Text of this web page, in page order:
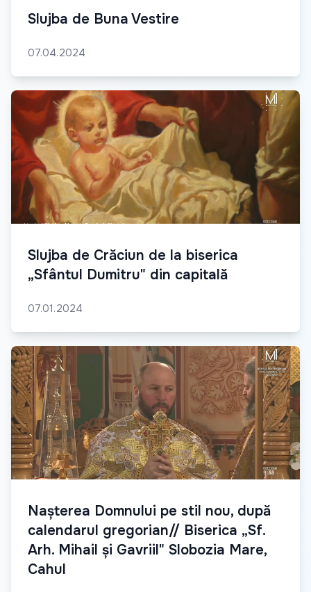
Slujba de Buna Vestire
07.04.2024
Slujba de Crăciun de la biserica
„Sfântul Dumitru" din capitală
07.01.2024
Nașterea Domnului pe stil nou, după
calendarul gregorian// Biserica „Sf.
Arh. Mihail și Gavriil" Slobozia Mare,
Cahul